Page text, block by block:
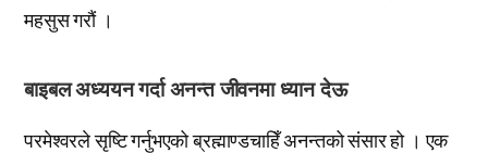
महसुस गरौं ।
बाइबल अध्ययन गर्दा अनन्त जीवनमा ध्यान देऊ
परमेश्वरले सृष्टि गर्नुभएको ब्रह्माण्डचाहिँ अनन्तको संसार हो । एक